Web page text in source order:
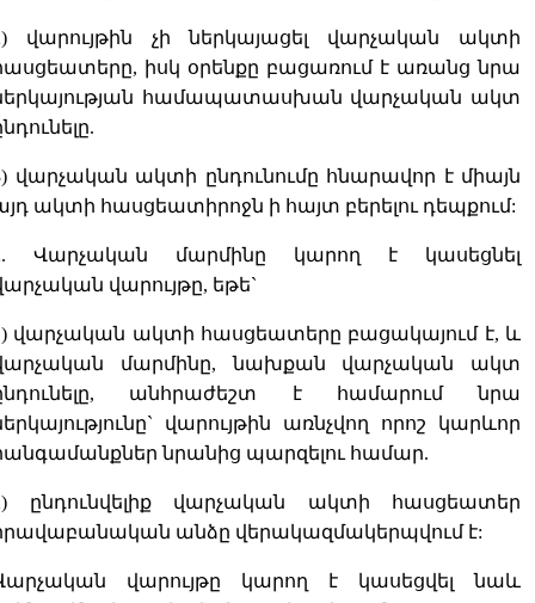
վարույթին չի ներկայացել վարչական ակտի
իսկ օրենքը բացառում է առանց նրա
համապատասխան վարչական ակտ
վարչական ակտի ընդունումը հնարավոր է միայն
ակտի հասցեատիրոջն ի հայտ բերելու դեպքում:
Վարչական մարմինը կարող է կասեցնել
վարույթը, եթե`
վարչական ակտի հասցեատերը բացակայում է, և
մարմինը, նախքան վարչական ակտ
անհրաժեշտ է համարում նրա
վարույթին առնչվող որոշ կարևոր
նրանից պարզելու համար.
ընդունվելիք վարչական ակտի հասցեատեր
անձը վերակազմակերպվում է:
վարույթը կարող է կասեցվել նաև